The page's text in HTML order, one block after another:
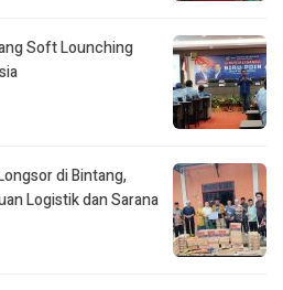
Soft Lounching
di Bintang,
Logistik dan Sarana